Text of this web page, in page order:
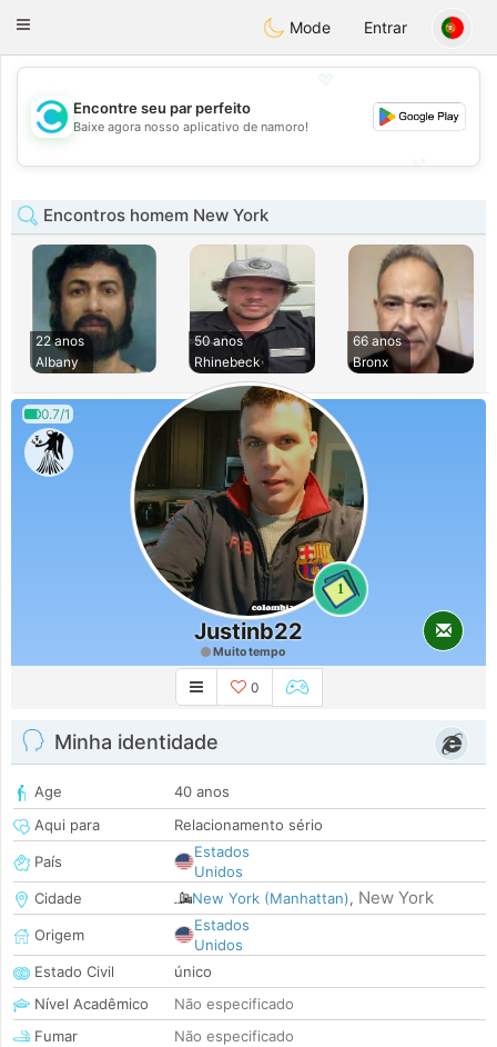
olombiaCitas
Toggle
Mode Entrar
💖
💕
Encontre seu par perfeito
Baixe agora nosso aplicativo de namoro!
Encontros homem New York
22 anos
Albany
50 anos
Rhinebeck
66 anos
Bronx
0.7/1
1
Justinb22
Muito tempo
0
Minha identidade
Age
40 anos
Aqui para
Relacionamento sério
País
Estados
Unidos
Cidade
New York (Manhattan), New York
Origem
Estados
Unidos
Estado Civil
único
Nível Acadêmico
Não especificado
Fumar
Não especificado